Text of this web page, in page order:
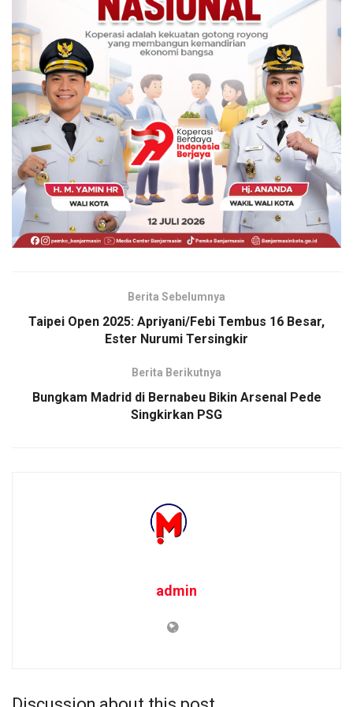
Berita Sebelumnya
Taipei Open 2025: Apriyani/Febi Tembus 16 Besar,
Ester Nurumi Tersingkir
Berita Berikutnya
Bungkam Madrid di Bernabeu Bikin Arsenal Pede
Singkirkan PSG
admin